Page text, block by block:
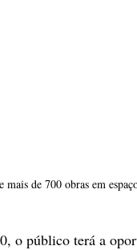
mais de 700 obras em
o público terá a